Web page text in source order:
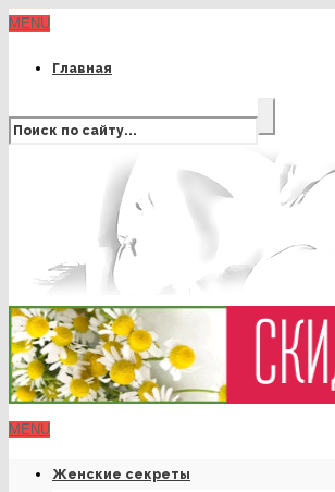
MENU
Главная
MENU
Женские секреты